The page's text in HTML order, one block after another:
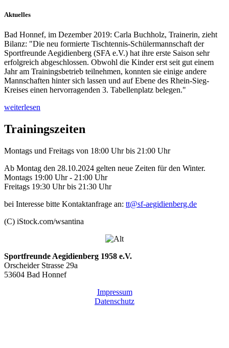
Aktuelles
Bad Honnef, im Dezember 2019: Carla Buchholz, Trainerin, zieht
Bilanz: "Die neu formierte Tischtennis-Schülermannschaft der
Sportfreunde Aegidienberg (SFA e.V.) hat ihre erste Saison sehr
erfolgreich abgeschlossen. Obwohl die Kinder erst seit gut einem
Jahr am Trainingsbetrieb teilnehmen, konnten sie einige andere
Mannschaften hinter sich lassen und auf Ebene des Rhein-Sieg-
Kreises einen hervorragenden 3. Tabellenplatz belegen."
weiterlesen
Trainingszeiten
Montags und Freitags von 18:00 Uhr bis 21:00 Uhr
Ab Montag den 28.10.2024 gelten neue Zeiten für den Winter.
Montags 19:00 Uhr - 21:00 Uhr
Freitags 19:30 Uhr bis 21:30 Uhr
bei Interesse bitte Kontaktanfrage an: tt@sf-aegidienberg.de
(C) iStock.com/wsantina
Sportfreunde Aegidienberg 1958 e.V.
Orscheider Strasse 29a
53604 Bad Honnef
Impressum
Datenschutz